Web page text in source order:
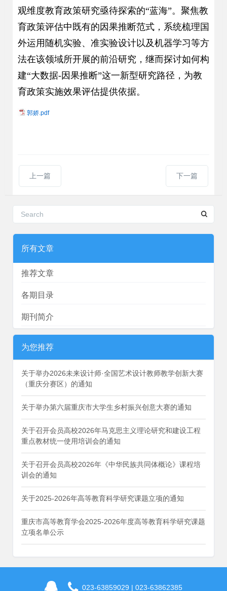
观维度教育政策研究亟待探索的“蓝海”。聚焦教
育政策评估中既有的因果推断范式，系统梳理国
外运用随机实验、准实验设计以及机器学习等方
法在该领域所开展的前沿研究，继而探讨如何构
建“大数据-因果推断”这一新型研究路径，为教
育政策实施效果评估提供依据。
郭娇.pdf
上一篇 下一篇
所有文章
推荐文章
各期目录
期刊简介
为您推荐
关于举办2026未来设计师·全国艺术设计教师教学创新大赛
（重庆分赛区）的通知
关于举办第六届重庆市大学生乡村振兴创意大赛的通知
关于召开会员高校2026年马克思主义理论研究和建设工程
重点教材统一使用培训会的通知
关于召开会员高校2026年《中华民族共同体概论》课程培
训会的通知
关于2025-2026年高等教育科学研究课题立项的通知
重庆市高等教育学会2025-2026年度高等教育科学研究课题
立项名单公示
023-63859029 | 023-63862385